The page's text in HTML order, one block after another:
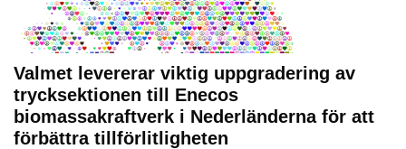
Valmet levererar viktig uppgradering av
trycksektionen till Enecos
biomassakraftverk i Nederländerna för att
förbättra tillförlitligheten